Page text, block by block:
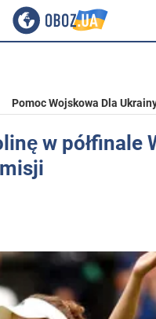
Pomoc Wojskowa Dla
w półfinale